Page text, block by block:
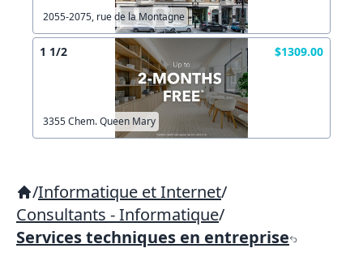
2055-2075, rue de la Montagne
1 1/2 $1309.00
3355 Chem. Queen Mary
/Informatique et Internet/
Consultants - Informatique/
Services techniques en entreprise